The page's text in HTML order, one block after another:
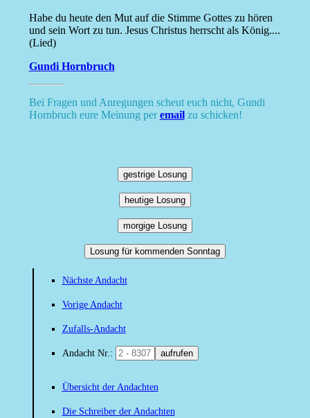
Habe du heute den Mut auf die Stimme Gottes zu hören
und sein Wort zu tun. Jesus Christus herrscht als König....
(Lied)
Gundi Hornbruch
Bei Fragen und Anregungen scheut euch nicht, Gundi
Hornbruch eure Meinung peremailzu schicken!
gestrige Losung
heutige Losung
morgige Losung
Losung für kommenden Sonntag
Nächste Andacht
Vorige Andacht
Zufalls-Andacht
Andacht Nr.: aufrufen
Übersicht der Andachten
Die Schreiber der Andachten